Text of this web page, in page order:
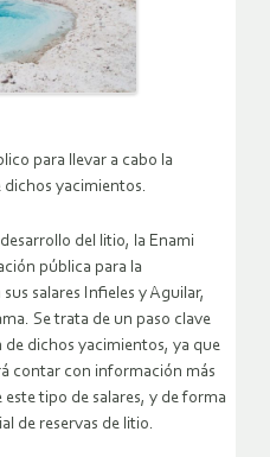
para llevar a cabo la
yacimientos.
del litio, la Enami
pública para la
salares Infieles y Aguilar,
Se trata de un paso clave
dichos yacimientos, ya que
contar con información más
tipo de salares, y de forma
de reservas de litio.